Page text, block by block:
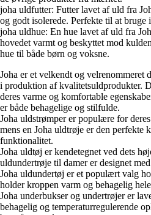
joha uldfutter: Futter lavet af uld fra
og godt isolerede. Perfekte til at bruge
joha uldhue: En hue lavet af uld fra
hovedet varmt og beskyttet mod
hue til både børn og voksne.
Joha er et velkendt og velrenommeret
i produktion af kvalitetsuldprodukter.
deres varme og komfortable
er både behagelige og stilfulde.
Joha uldstrømper er populære for
mens en Joha uldtrøje er den perfekte
funktionalitet.
Joha uldtøj er kendetegnet ved dets
uldundertrøje til damer er designet
Joha uldundertøj er et populært valg
holder kroppen varm og behagelig
Joha underbukser og undertrøjer er
behagelig og temperaturregulerende